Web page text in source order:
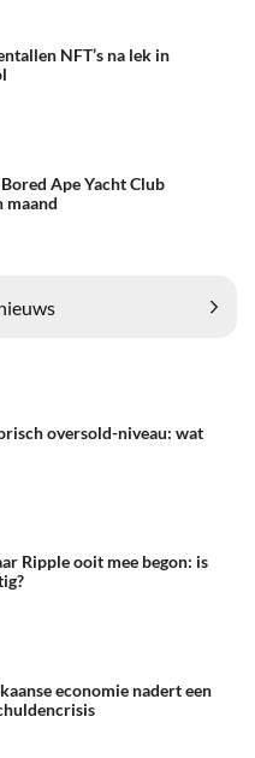
NFT’s na lek in
Ape Yacht Club
maand
oversold-niveau: wat
Ripple ooit mee begon: is
economie nadert een